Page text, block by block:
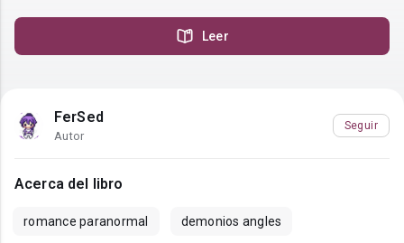
Leer
FerSed
Autor
Seguir
Acerca del libro
romance paranormal demonios angles